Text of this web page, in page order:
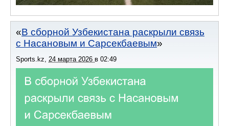
В сборной Узбекистана раскрыли связь
с Насановым и Сарсекбаевым
Sports.kz 24 марта 2026 в 02:49